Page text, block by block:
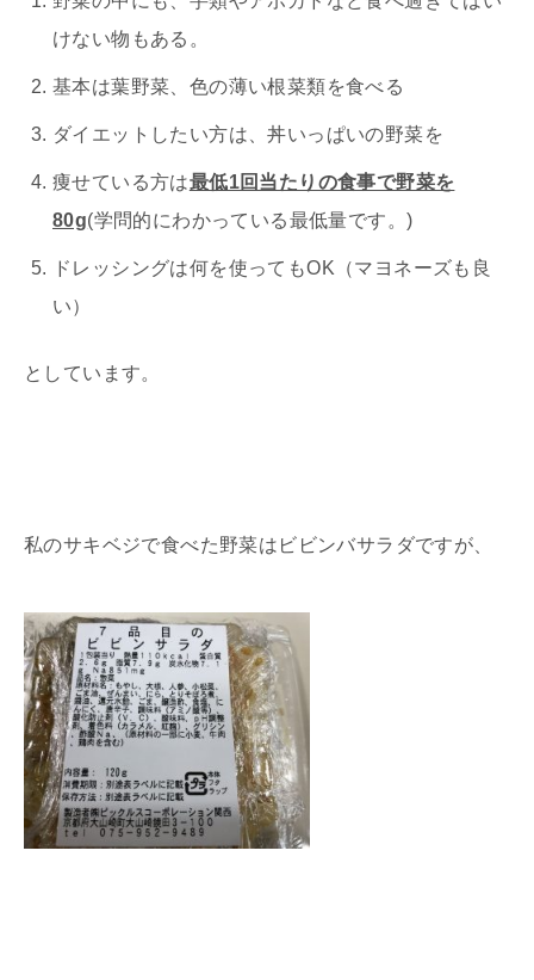
けない物もある。
基本は葉野菜、色の薄い根菜類を食べる
ダイエットしたい方は、丼いっぱいの野菜を
痩せている方は最低1回当たりの食事で野菜を
80g(学問的にわかっている最低量です。)
ドレッシングは何を使ってもOK（マヨネーズも良
い）
としています。
私のサキベジで食べた野菜はビビンバサラダですが、